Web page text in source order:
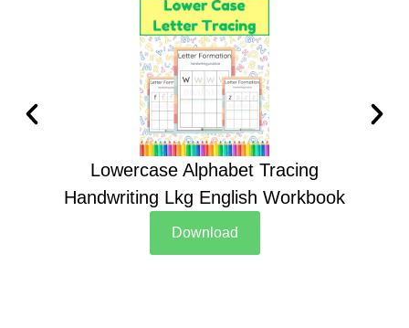
Lowercase Alphabet Tracing
Handwriting Lkg English Workbook
Download